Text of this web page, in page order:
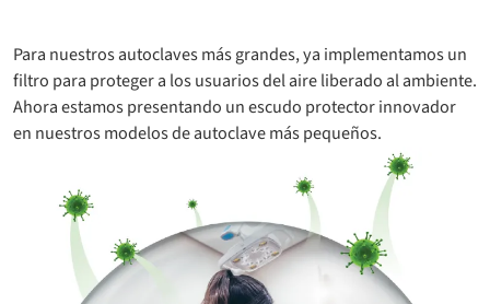
Para nuestros autoclaves más grandes, ya implementamos un
filtro para proteger a los usuarios del aire liberado al ambiente.
Ahora estamos presentando un escudo protector innovador
en nuestros modelos de autoclave más pequeños.